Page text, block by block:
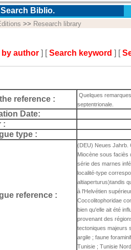
Search Biblio.
>> Research library
by author ] [Search keyword ] [
reference :
Quelques
septentrionale.
Date:
:
type :
reference :
(DEU) Neues Jahrb.
Miocène sous faciès
série des marnes
localité-type
altiaperturus)tandis
à l'Helvétien
Coccolitophoridae
bien qu'elle ait été
provenant des
tectoniques majeurs
argile ; faune
Tunisie ; Tunisie